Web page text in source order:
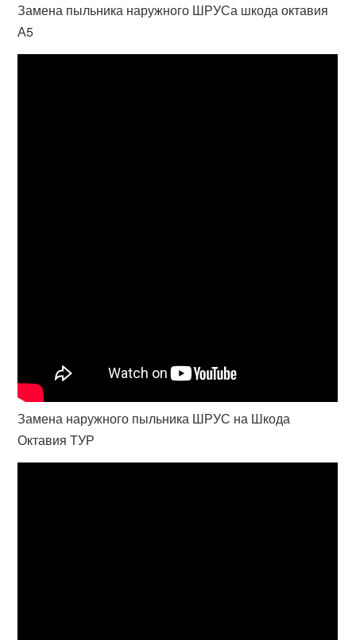
Замена пыльника наружного ШРУСа шкода октавия
А5
Замена наружного пыльника ШРУС на Шкода
Октавия ТУР